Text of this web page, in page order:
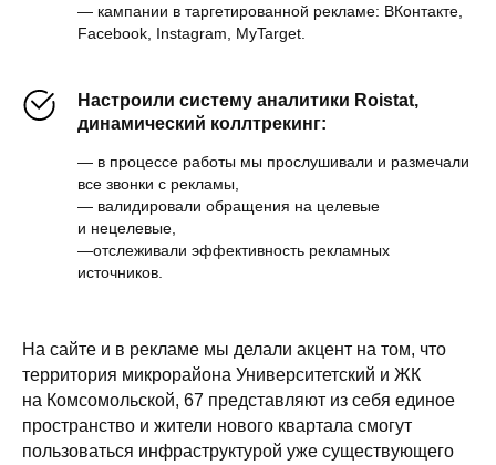
— кампании в таргетированной рекламе: ВКонтакте,
Facebook, Instagram, MyTarget.
Настроили систему аналитики Roistat,
динамический коллтрекинг:
— в процессе работы мы прослушивали и размечали
все звонки с рекламы,
— валидировали обращения на целевые
и нецелевые,
—отслеживали эффективность рекламных
источников.
На сайте и в рекламе мы делали акцент на том, что
территория микрорайона Университетский и ЖК
на Комсомольской, 67 представляют из себя единое
пространство и жители нового квартала смогут
пользоваться инфраструктурой уже существующего